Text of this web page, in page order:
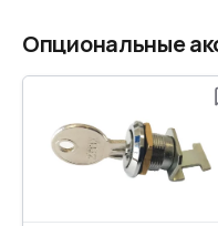
Опциональные